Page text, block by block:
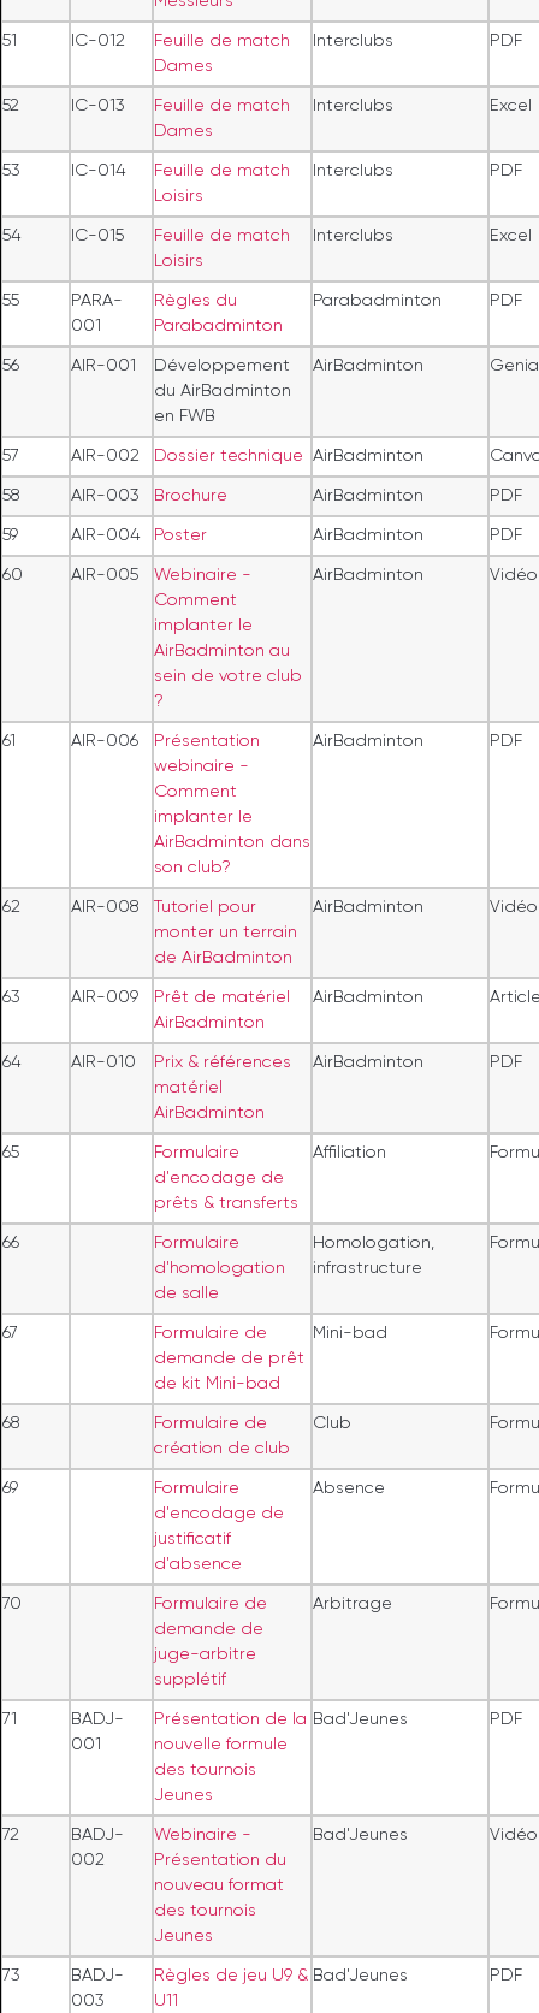
51 IC-012
Feuille de match
Dames
Interclubs PDF
52 IC-013
Feuille de match
Dames
Interclubs Excel
53 IC-014
Feuille de match
Loisirs
Interclubs PDF
54 IC-015
Feuille de match
Loisirs
Interclubs Excel
55
PARA-
001
Règles du
Parabadminton
Parabadminton PDF
56 AIR-001
Développement
du AirBadminton
en FWB
AirBadminton
57 AIR-002 Dossier technique AirBadminton
58 AIR-003 Brochure AirBadminton PDF
59 AIR-004 Poster AirBadminton PDF
60 AIR-005
Webinaire -
Comment
implanter le
AirBadminton au
sein de votre club
?
AirBadminton Vidéo
61 AIR-006
Présentation
webinaire -
Comment
implanter le
AirBadminton dans
son club?
AirBadminton PDF
62 AIR-008
Tutoriel pour
monter un terrain
de AirBadminton
AirBadminton Vidéo
63 AIR-009
Prêt de matériel
AirBadminton
AirBadminton
64 AIR-010
Prix & références
matériel
AirBadminton
AirBadminton PDF
65
Formulaire
d'encodage de
prêts & transferts
Affiliation
66
Formulaire
d'homologation
de salle
Homologation,
infrastructure
67
Formulaire de
demande de prêt
de kit Mini-bad
Mini-bad
68
Formulaire de
création de club
Club
69
Formulaire
d'encodage de
justificatif
d'absence
Absence
70
Formulaire de
demande de
juge-arbitre
supplétif
Arbitrage
71
BADJ-
001
Présentation de la
nouvelle formule
des tournois
Jeunes
Bad'Jeunes PDF
72
BADJ-
002
Webinaire -
Présentation du
nouveau format
des tournois
Jeunes
Bad'Jeunes Vidéo
73
BADJ-
003
Règles de jeu U9 &
U11
Bad'Jeunes PDF